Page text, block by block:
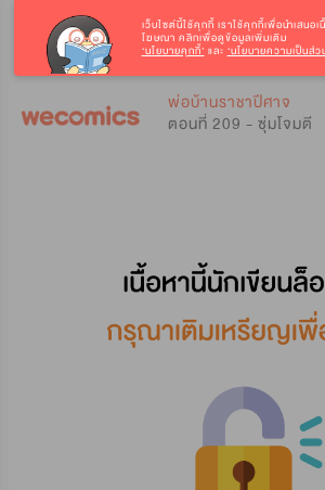
พ่อบ้านราชาปีศาจ
ตอนที่ 209 - ซุ่มโจมตี
เว็บไซต์นี้ใช้คุกกี้ เราใช้คุกกี้เพื่อนำเสนอเ
โฆษณา คลิกเพื่อดูข้อมูลเพิ่มเติม
‘นโยบายคุกกี้’ และ ‘นโยบายความเป็นส่ว